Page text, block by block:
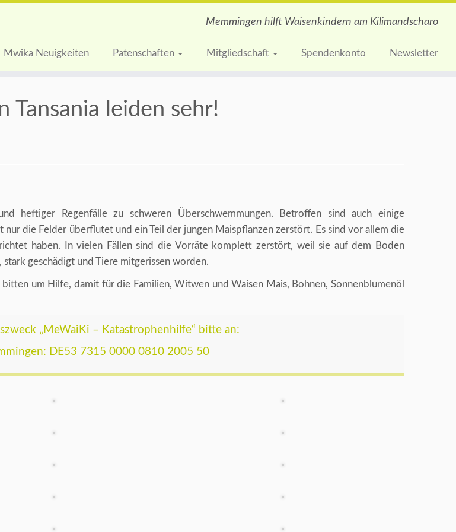
Memmingen hilft Waisenkindern am Kilimandscharo
Mwika Neuigkeiten Patenschaften Mitgliedschaft Spendenkonto Newsletter
Tansania leiden sehr!
heftiger Regenfälle zu schweren Überschwemmungen. Betroffen sind auch einige
die Felder überflutet und ein Teil der jungen Maispflanzen zerstört. Es sind vor allem die
haben. In vielen Fällen sind die Vorräte komplett zerstört, weil sie auf dem Boden
geschädigt und Tiere mitgerissen worden.
um Hilfe, damit für die Familien, Witwen und Waisen Mais, Bohnen, Sonnenblumenöl
„MeWaiKi – Katastrophenhilfe“ bitte an:
DE53 7315 0000 0810 2005 50